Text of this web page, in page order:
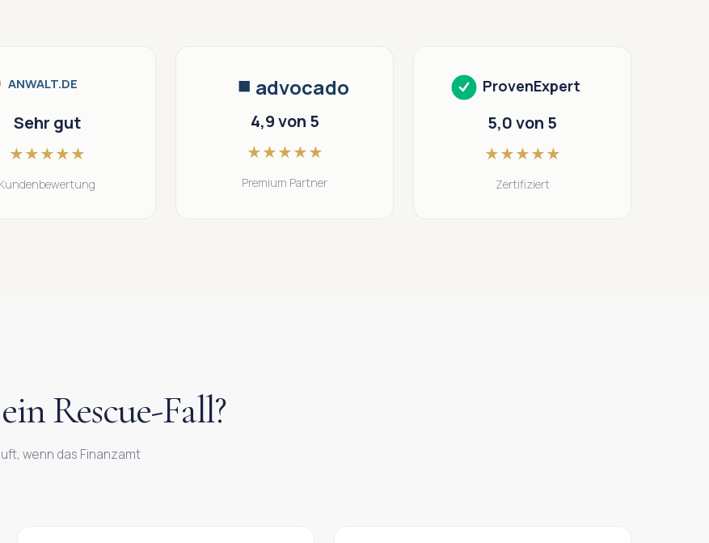
ANWALT.DE
Sehr gut
★★★★★
Kundenbewertung
advocado
4,9 von 5
★★★★★
Premium Partner
ProvenExpert
5,0 von 5
★★★★★
Zertifiziert
Rescue-Fall?
wenn das Finanzamt